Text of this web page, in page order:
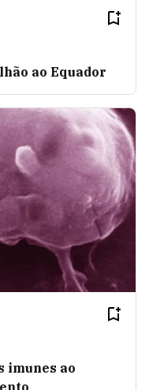
ao Equador
imunes ao